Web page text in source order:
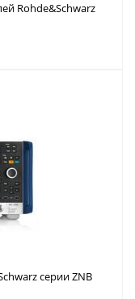
Rohde&Schwarz
ГГц
серии ZNB